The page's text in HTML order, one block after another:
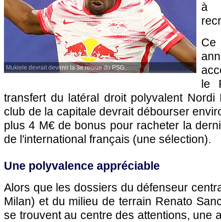
Mukiele devrait devenir la 3e recrue du PSG.
à
Ce
le
transfert du latéral droit polyvalent
club de la capitale devrait débourser
plus 4 M€ de bonus pour racheter la
de l'international français (une sélection).
Une polyvalence appréciable
Alors que les dossiers du défenseur
Milan) et du milieu de terrain Renato
se trouvent au centre des attentions, une